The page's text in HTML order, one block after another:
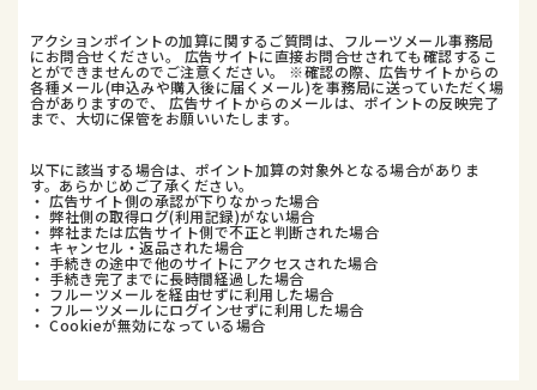
アクションポイントの加算に関するご質問は、フルーツメール事務局
にお問合せください。 広告サイトに直接お問合せされても確認するこ
とができませんのでご注意ください。 ※確認の際、広告サイトからの
各種メール(申込みや購入後に届くメール)を事務局に送っていただく場
合がありますので、 広告サイトからのメールは、ポイントの反映完了
まで、大切に保管をお願いいたします。
以下に該当する場合は、ポイント加算の対象外となる場合がありま
す。あらかじめご了承ください。
・ 広告サイト側の承認が下りなかった場合
・ 弊社側の取得ログ(利用記録)がない場合
・ 弊社または広告サイト側で不正と判断された場合
・ キャンセル・返品された場合
・ 手続きの途中で他のサイトにアクセスされた場合
・ 手続き完了までに長時間経過した場合
・ フルーツメールを経由せずに利用した場合
・ フルーツメールにログインせずに利用した場合
・ Cookieが無効になっている場合